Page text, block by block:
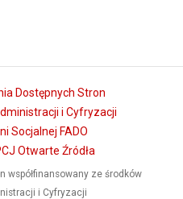
współfinansowany ze środków
i Cyfryzacji